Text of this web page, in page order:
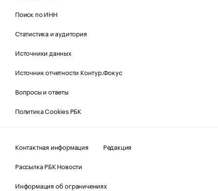
Поиск по ИНН
Статистика и аудитория
Источники данных
Источник отчетности Контур.Фокус
Вопросы и ответы
Политика Cookies РБК
Контактная информация
Редакция
Рассылка РБК Новости
Информация об ограничениях